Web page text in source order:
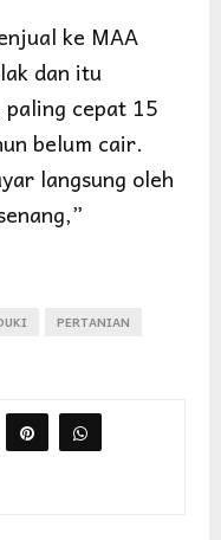
ke MAA
dan itu
cepat 15
belum cair.
langsung oleh
PERTANIAN